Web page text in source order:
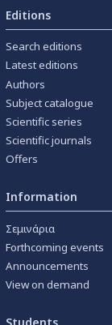
Editions
Search editions
Latest editions
Authors
Subject catalogue
Scientific series
Scientific journals
Offers
Information
Σεμινάρια
Forthcoming events
Announcements
View on demand